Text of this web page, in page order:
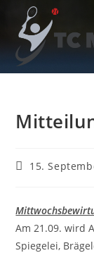
Inhalt
springen
Beitrag
15.
Am 21.09. wird
Spiegelei,